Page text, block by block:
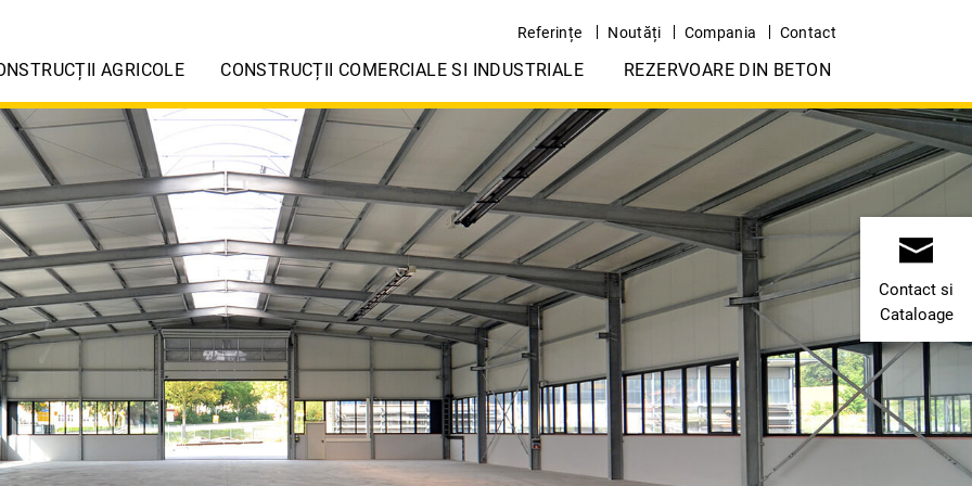
Referințe Noutăți Compania Contact
AGRICOLE CONSTRUCȚII COMERCIALE SI INDUSTRIALE REZERVOARE DIN BETON
Contact si
Cataloage